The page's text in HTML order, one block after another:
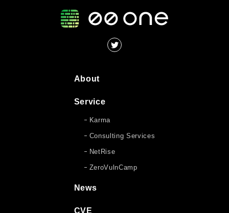
About
Service
Karma
Consulting Services
NetRise
ZeroVulnCamp
News
CVE